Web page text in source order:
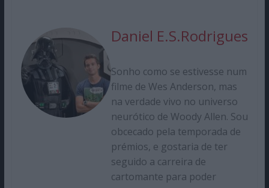
Daniel E.S.Rodrigues
Sonho como se estivesse num
filme de Wes Anderson, mas
na verdade vivo no universo
neurótico de Woody Allen. Sou
obcecado pela temporada de
prémios, e gostaria de ter
seguido a carreira de
cartomante para poder